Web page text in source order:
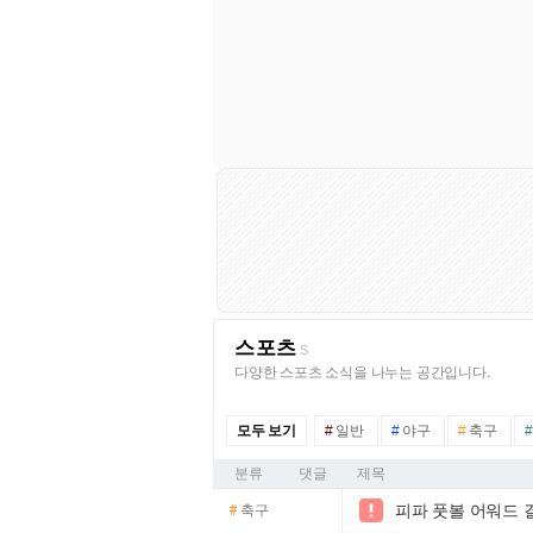
스포츠 S
다양한 스포츠 소식을 나누는 공간입니다.
모두 보기 #일반 #야구 #축구 #
분류 댓글 제목
#축구  피파 풋볼 어워드